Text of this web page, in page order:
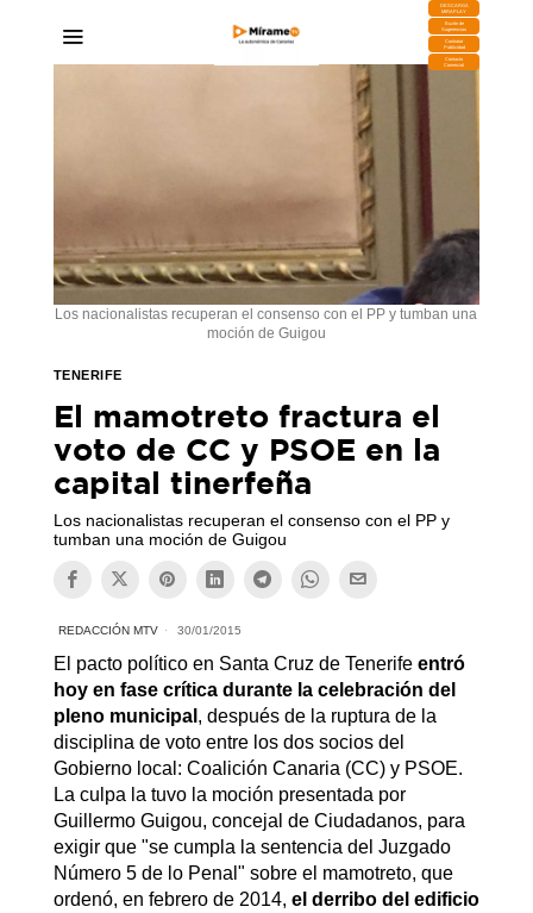
DESCARGA
MIRAPLAY
Buzón de
Sugerencias
Contratar
Publicidad
Contacto
Comercial
Los nacionalistas recuperan el consenso con el PP y tumban una
moción de Guigou
TENERIFE
El mamotreto fractura el
voto de CC y PSOE en la
capital tinerfeña
Los nacionalistas recuperan el consenso con el PP y
tumban una moción de Guigou
REDACCIÓN MTV 30/01/2015
El pacto político en Santa Cruz de Tenerife entró
hoy en fase crítica durante la celebración del
pleno municipal , después de la ruptura de la
disciplina de voto entre los dos socios del
Gobierno local: Coalición Canaria (CC) y PSOE.
La culpa la tuvo la moción presentada por
Guillermo Guigou, concejal de Ciudadanos, para
exigir que "se cumpla la sentencia del Juzgado
Número 5 de lo Penal" sobre el mamotreto, que
ordenó, en febrero de 2014, el derribo del edificio